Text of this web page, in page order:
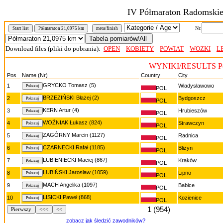
IV Półmaraton
Start list Półmaraton 21,0975 km meta/finish Nr:
Download files (pliki do pobrania): OPEN KOBIETY POWIAT WOZKI
WYNIKI/RESULTS
Pos Name (Nr) Country
City
1
GRYCKO Tomasz (5) POL Władysławowo
2 BRZEZIŃSKI Błażej (2) POL Bydgoszcz
3 KERN Artur (4) POL Hrubieszów
4 WOŹNIAK Łukasz (824) POL Strawczyn
5 ZAGÓRNY Marcin (1127) POL Radnica
6 CZARNECKI Rafał (1185) POL Bliżyn
7 LUBIENIECKI Maciej (867) POL Kraków
8 LUBIŃSKI Jarosław (1059) POL Lipno
9 MACH Angelika (1097) POL Babice
10 LISICKI Paweł (868) POL Kozienice
Pierwszy <<< << 1 (954)
zobacz jak śledzić zawodników?